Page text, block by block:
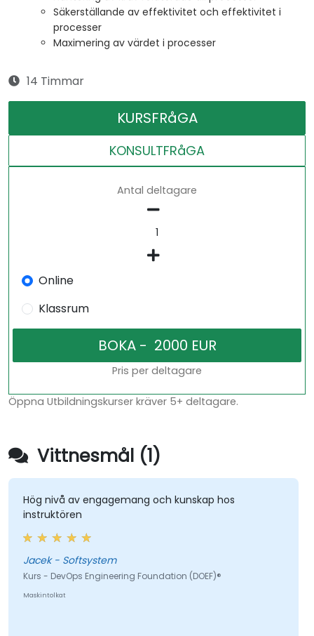
Säkerställande av effektivitet och effektivitet i
processer
Maximering av värdet i processer
14 Timmar
KURSFRåGA
KONSULTFRåGA
Antal deltagare
Online
Klassrum
Pris per deltagare
Öppna Utbildningskurser kräver 5+ deltagare.
Vittnesmål (1)
Hög nivå av engagemang och kunskap hos
instruktören
Jacek - Softsystem
Kurs - DevOps Engineering Foundation (DOEF)®
Maskintolkat